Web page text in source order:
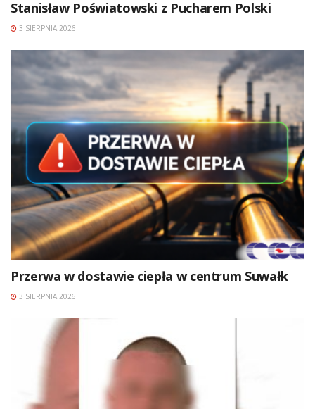
Stanisław Poświatowski z Pucharem Polski
3 SIERPNIA 2026
Przerwa w dostawie ciepła w centrum Suwałk
3 SIERPNIA 2026